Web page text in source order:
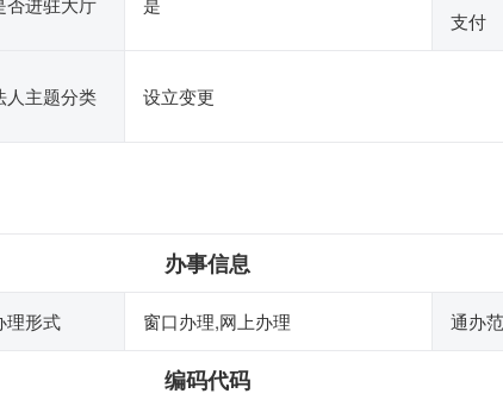
支付
人主题分类 设立变更
办事信息
理形式 窗口办理,网上办理 通办
编码代码